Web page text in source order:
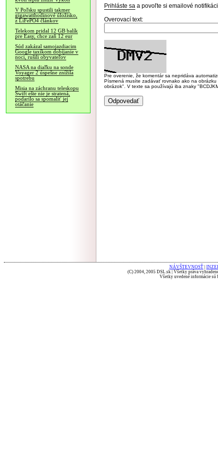
V Poľsku spustili takmer
gigawatthodinové úložisko,
z LiFePO4 článkov
Telekom pridal 12 GB balík
pre Easy, chce zaň 12 eur
Súd zakázal samojazdiacim
Google taxíkom dobíjanie v
noci, rušili obyvateľov
NASA na diaľku na sonde
Voyager 2 úspešne znížila
spotrebu
Misia na záchranu teleskopu
Swift ešte nie je stratená,
podarilo sa spomaliť jej
otáčanie
Prihláste sa a povoľte si emailové
Overovací text:
Pre overenie, že komentár sa nepridáva
Písmená musíte zadávať rovnako ako na
obrázok". V texte sa používajú iba znaky
NÁVŠTEVNOSŤ
(C) 2004, 2005 DSL.sk | Všetky práva
Všetky uvedené informácie sú